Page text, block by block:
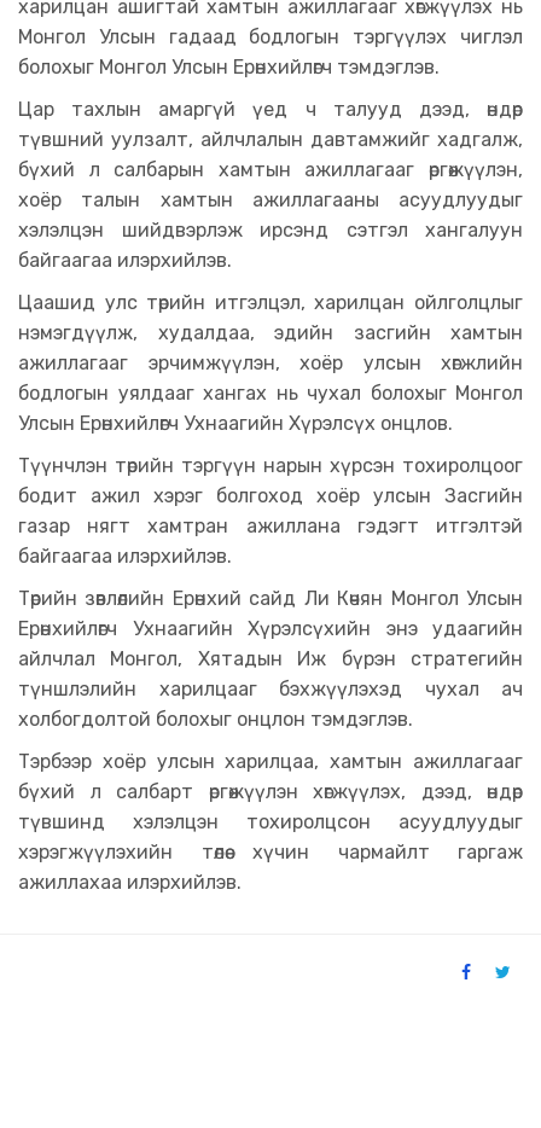
харилцан ашигтай хамтын ажиллагааг хөгжүүлэх нь
Монгол Улсын гадаад бодлогын тэргүүлэх чиглэл
болохыг Монгол Улсын Ерөнхийлөгч тэмдэглэв.
Цар тахлын амаргүй үед ч талууд дээд, өндөр
түвшний уулзалт, айлчлалын давтамжийг хадгалж,
бүхий л салбарын хамтын ажиллагааг өргөжүүлэн,
хоёр талын хамтын ажиллагааны асуудлуудыг
хэлэлцэн шийдвэрлэж ирсэнд сэтгэл хангалуун
байгаагаа илэрхийлэв.
Цаашид улс төрийн итгэлцэл, харилцан ойлголцлыг
нэмэгдүүлж, худалдаа, эдийн засгийн хамтын
ажиллагааг эрчимжүүлэн, хоёр улсын хөгжлийн
бодлогын уялдааг хангах нь чухал болохыг Монгол
Улсын Ерөнхийлөгч Ухнаагийн Хүрэлсүх онцлов.
Түүнчлэн төрийн тэргүүн нарын хүрсэн тохиролцоог
бодит ажил хэрэг болгоход хоёр улсын Засгийн
газар нягт хамтран ажиллана гэдэгт итгэлтэй
байгаагаа илэрхийлэв.
Төрийн зөвлөлийн Ерөнхий сайд Ли Көчян Монгол Улсын
Ерөнхийлөгч Ухнаагийн Хүрэлсүхийн энэ удаагийн
айлчлал Монгол, Хятадын Иж бүрэн стратегийн
түншлэлийн харилцааг бэхжүүлэхэд чухал ач
холбогдолтой болохыг онцлон тэмдэглэв.
Тэрбээр хоёр улсын харилцаа, хамтын ажиллагааг
бүхий л салбарт өргөжүүлэн хөгжүүлэх, дээд, өндөр
түвшинд хэлэлцэн тохиролцсон асуудлуудыг
хэрэгжүүлэхийн төлөө хүчин чармайлт гаргаж
ажиллахаа илэрхийлэв.